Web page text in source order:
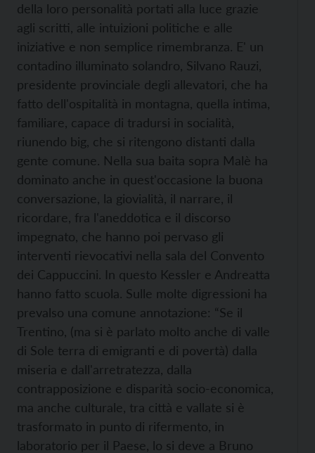
della loro personalità portati alla luce grazie
agli scritti, alle intuizioni politiche e alle
iniziative e non semplice rimembranza. E' un
contadino illuminato solandro, Silvano Rauzi,
presidente provinciale degli allevatori, che ha
fatto dell'ospitalità in montagna, quella intima,
familiare, capace di tradursi in socialità,
riunendo big, che si ritengono distanti dalla
gente comune. Nella sua baita sopra Malè ha
dominato anche in quest'occasione la buona
conversazione, la giovialità, il narrare, il
ricordare, fra l'aneddotica e il discorso
impegnato, che hanno poi pervaso gli
interventi rievocativi nella sala del Convento
dei Cappuccini. In questo Kessler e Andreatta
hanno fatto scuola. Sulle molte digressioni ha
prevalso una comune annotazione: “Se il
Trentino, (ma si è parlato molto anche di valle
di Sole terra di emigranti e di povertà) dalla
miseria e dall'arretratezza, dalla
contrapposizione e disparità socio-economica,
ma anche culturale, tra città e vallate si è
trasformato in punto di rifermento, in
laboratorio per il Paese, lo si deve a Bruno